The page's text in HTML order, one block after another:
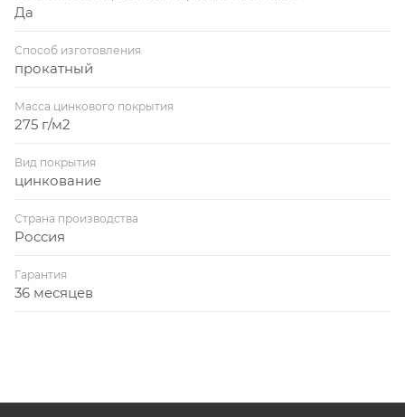
Да
Способ изготовления
прокатный
Масса цинкового покрытия
275 г/м2
Вид покрытия
цинкование
Страна производства
Россия
Гарантия
36 месяцев